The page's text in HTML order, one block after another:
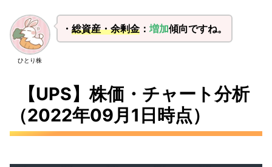
ひとり株
・ 総資産・余剰金： 増加傾向ですね。
【UPS】株価・チャート分析
（2022年09月1日時点）